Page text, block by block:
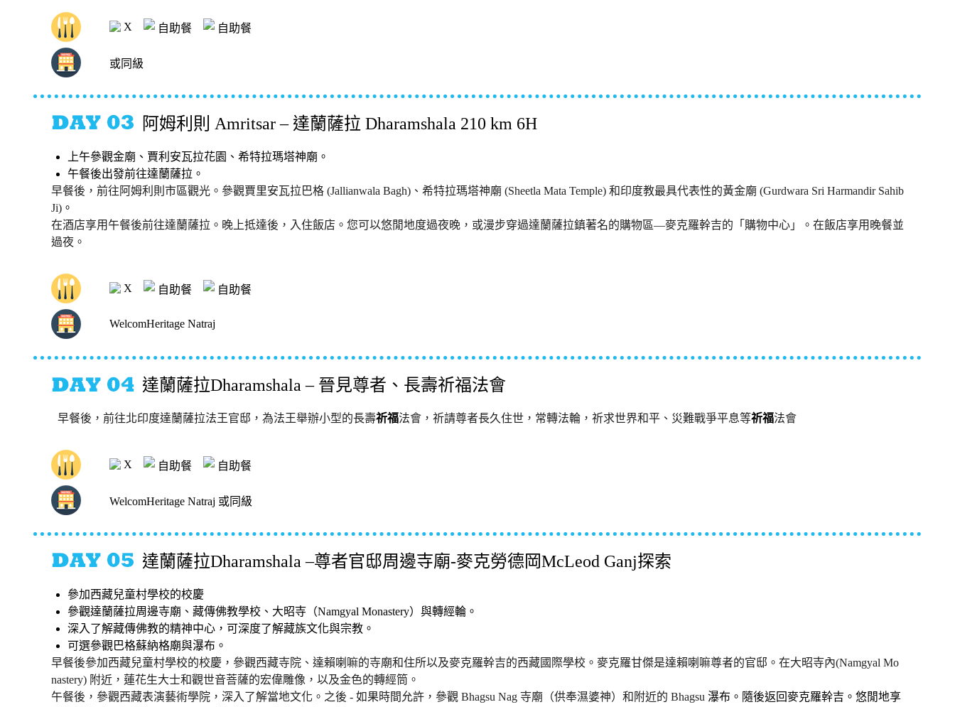
X 自助餐 自助餐
或同級
阿姆利則 Amritsar – 達蘭薩拉 Dharamshala 210 km 6H
上午參觀金廟、賈利安瓦拉花園、希特拉瑪塔神廟。
午餐後出發前往達蘭薩拉。
早餐後，前往阿姆利則市區觀光。參觀賈里安瓦拉巴格 (Jallianwala Bagh)、希特拉瑪塔神廟 (Sheetla Mata Temple) 和印度教最具代表性的黃金廟 (Gurdwara Sri Harmandir Sahib
Ji) 。
在酒店享用午餐後前往達蘭薩拉。晚上抵達後，入住飯店。您可以悠閒地度過夜晚，或漫步穿過達蘭薩拉鎮著名的購物區—麥克羅幹吉的「購物中心」。在飯店享用晚餐並
過夜。
X 自助餐 自助餐
WelcomHeritage Natraj
達蘭薩拉Dharamshala – 晉見尊者、長壽祈福法會
早餐後，前往北印度達蘭薩拉法王官邸，為法王舉辦小型的長壽祈福法會，祈請尊者長久住世，常轉法輪，祈求世界和平、災難戰爭平息等祈福法會
X 自助餐 自助餐
WelcomHeritage Natraj 或同級
達蘭薩拉Dharamshala –尊者官邸周邊寺廟-麥克勞德岡McLeod Ganj探索
參加西藏兒童村學校的校慶
參觀達蘭薩拉周邊寺廟、藏傳佛教學校、大昭寺（Namgyal Monastery）與轉經輪。
深入了解藏傳佛教的精神中心，可深度了解藏族文化與宗教。
可選參觀巴格蘇納格廟與瀑布。
早餐後參加西藏兒童村學校的校慶，參觀西藏寺院、達賴喇嘛的寺廟和住所以及麥克羅幹吉的西藏國際學校。麥克羅甘傑是達賴喇嘛尊者的官邸。在大昭寺內(Namgyal Mo
nastery) 附近，蓮花生大士和觀世音菩薩的宏偉雕像，以及金色的轉經筒。
午餐後，參觀西藏表演藝術學院，深入了解當地文化。之後 - 如果時間允許，參觀 Bhagsu Nag 寺廟（供奉濕婆神）和附近的 Bhagsu 瀑布。隨後返回麥克羅幹吉。悠閒地享